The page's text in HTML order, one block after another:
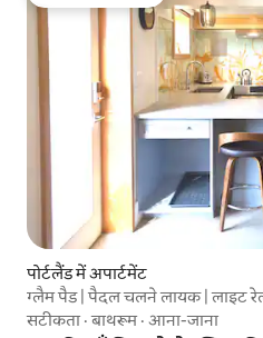
पोर्टलैंड में अपार्टमेंट
ग्लैम पैड | पैदल चलने लायक | लाइट
सटीकता ·बाथरूम· आना-जाना